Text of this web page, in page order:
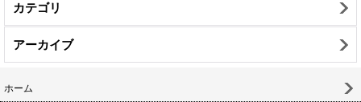
カテゴリ
アーカイブ
ホーム